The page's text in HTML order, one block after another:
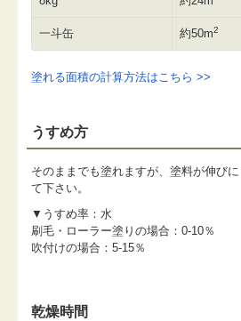
一斗缶 約50m2
塗れる面積の計算方法はこちら >>
うすめ方
そのままでも塗れますが、塗料が伸び
て下さい。
▼うすめ率：水
刷毛・ローラー塗りの場合：0-10％
吹付けの場合：5-15％
乾燥時間